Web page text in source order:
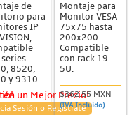
de
para
IP
8520,
y 9310.
un Mejor Precio!
Sesión o Regístrate
Montaje para
Monitor VESA
75x75 hasta
200x200.
Compatible
con rack 19
5U.
$362.55 MXN
(IVA Incluido)